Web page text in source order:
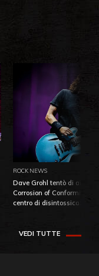
ROCK NEWS
Dave Grohl tentò di
Corrosion of Conformity
centro di
VEDI TUTTE